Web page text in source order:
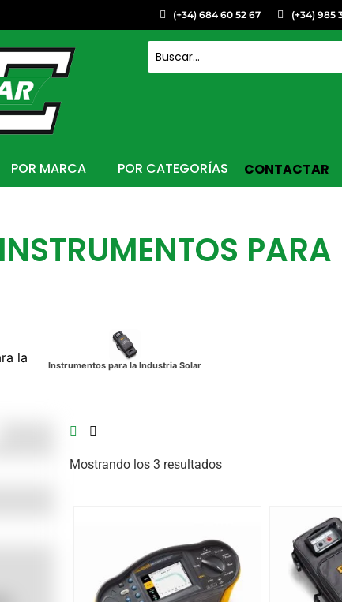
(+34) 684 60 52 67 (+34) 985
POR MARCA POR CATEGORÍAS CONTACTAR
INSTRUMENTOS
la
Instrumentos para la Industria Solar
Etiquetas del producto
Mostrando los 3 resultados